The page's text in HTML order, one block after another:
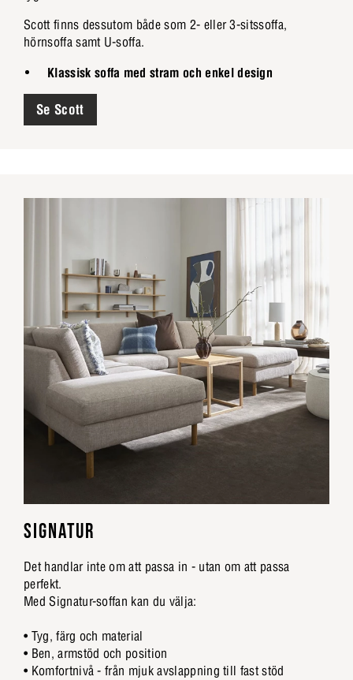
Scott finns dessutom både som 2- eller 3-sitssoffa,
hörnsoffa samt U-soffa.
Klassisk soffa med stram och enkel design
Se Scott
SIGNATUR
Det handlar inte om att passa in - utan om att passa
perfekt.
Med Signatur-soffan kan du välja:
• Tyg, färg och material
• Ben, armstöd och position
• Komfortnivå - från mjuk avslappning till fast stöd